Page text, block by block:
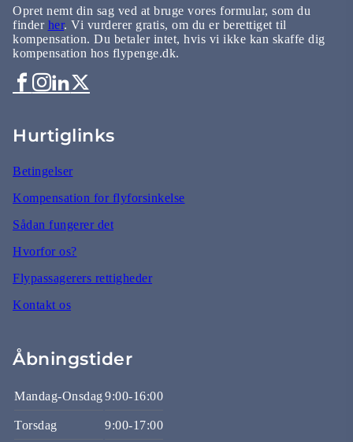
Opret nemt din sag ved at bruge vores formular, som du
finder her. Vi vurderer gratis, om du er berettiget til
kompensation. Du betaler intet, hvis vi ikke kan skaffe dig
kompensation hos flypenge.dk.
Hurtiglinks
Betingelser
Kompensation for flyforsinkelse
Sådan fungerer det
Hvorfor os?
Flypassagerers rettigheder
Kontakt os
Åbningstider
Mandag-Onsdag9:00-16:00
Torsdag 9:00-17:00